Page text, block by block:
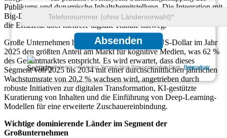
Absenden
Wir gewährleisten vollständige Vertraulichkeit Ihrer persönlichen Daten. Datenschutz
Publikums und dynamische Inhaltsbereitstellung. Die Integration mit
Big-Data-Analysen und automatisierter Inhaltsproduktion steigert
die Effizienz über mehrere digitale Kanäle hinweg.
Große Unternehmen hielten mit 1,21 Milliarden US-Dollar im Jahr
2025 den größten Anteil am Markt für kognitive Medien, was 62 %
des Gesamtmarktes entspricht. Es wird erwartet, dass dieses
Segment von 2025 bis 2034 mit einer durchschnittlichen jährlichen
Wachstumsrate von 20,2 % wachsen wird, angetrieben durch
robuste Initiativen zur digitalen Transformation, KI-gestützte
Kuratierung von Inhalten und die Einführung von Deep-Learning-
Modellen für eine erweiterte Zuschauereinbindung.
Wichtige dominierende Länder im Segment der
Großunternehmen